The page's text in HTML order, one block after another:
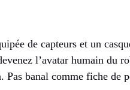
de capteurs et un
l’avatar humain du
banal comme fiche de